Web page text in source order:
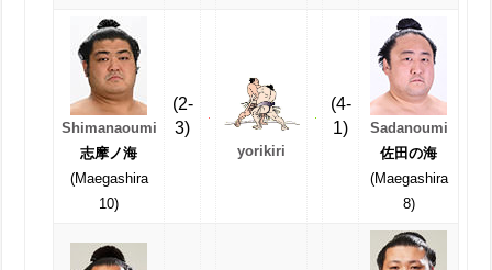
Shimanaoumi
志摩ノ海
(Maegashira
10)
(2-
3)
yorikiri
(4-
1)
Sadanoumi
佐田の海
(Maegashira
8)